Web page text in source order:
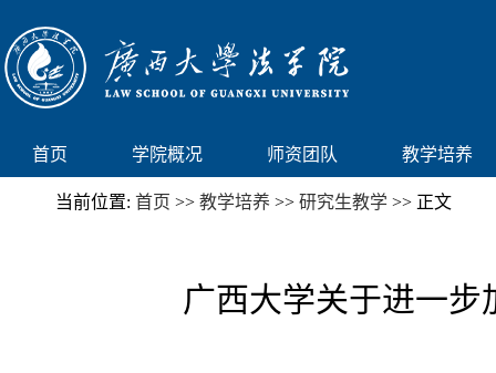
首页 学院概况 师资团队 教学培养
当前位置: 首页 >> 教学培养 >> 研究生教学 >> 正文
广西大学关于进一